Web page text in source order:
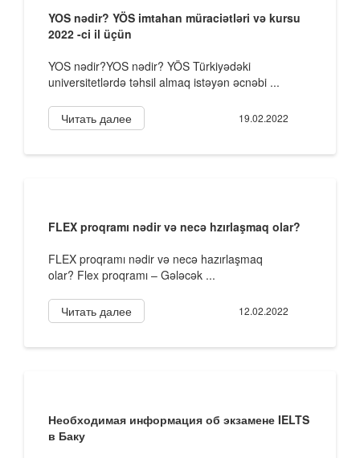
YOS nədir? YÖS imtahan müraciətləri və kursu
2022 -ci il üçün
YOS nədir?YOS nədir? YÖS Türkiyədəki
universitetlərdə təhsil almaq istəyən əcnəbi ...
Читать далее 19.02.2022
FLEX proqramı nədir və necə hzırlaşmaq olar?
FLEX proqramı nədir və necə hazırlaşmaq
olar? Flex proqramı – Gələcək ...
Читать далее 12.02.2022
Необходимая информация об экзамене IELTS
в Баку